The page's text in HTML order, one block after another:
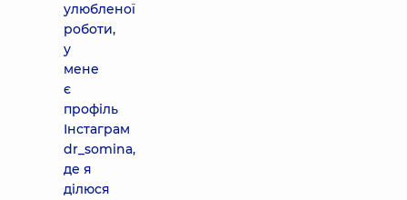
улюбленої
роботи,
у
мене
є
профіль
Інстаграм
dr_somina,
де я
ділюся